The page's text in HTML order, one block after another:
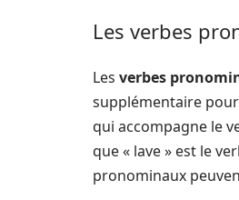
Les verbes
Les verbes
supplémentaire
qui accompagne le
que « lave » est le
pronominaux